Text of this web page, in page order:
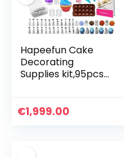
Hapeefun Cake
Decorating
Supplies kit,95pcs
decorating
€1,999.00